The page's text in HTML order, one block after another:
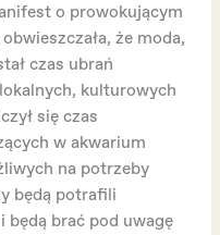
o prowokującym
że moda,
czas ubrań
kulturowych
się czas
w akwarium
na potrzeby
będą potrafili
będą brać pod uwagę